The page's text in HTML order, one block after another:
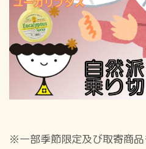
※一部季節限定及び取寄商